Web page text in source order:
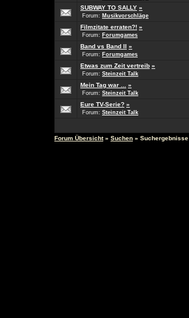
SUBWAY TO SALLY »
Forum: Musikvorschläge
Filmzitate erraten?! »
Forum: Forumgames
Band vs Band II »
Forum: Forumgames
Etwas zum Zeit vertreib »
Forum: Steinzeit Talk
Mein Tag war ... »
Forum: Steinzeit Talk
Eure TV-Serie? »
Forum: Steinzeit Talk
Forum Übersicht» Suchen » Suchergebnisse